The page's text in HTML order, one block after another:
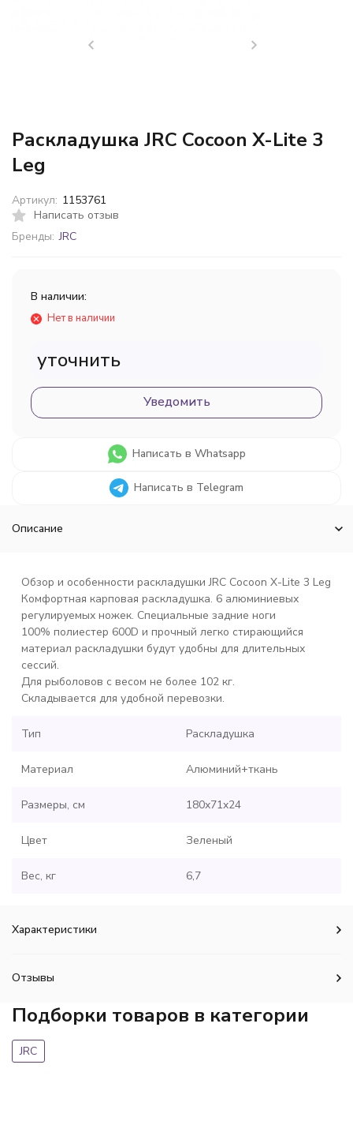
Раскладушка JRC Cocoon X-Lite 3
Leg
Написать отзыв
Бренды: JRC
Артикул: 1153761
В наличии:
Нет в наличии
уточнить
Уведомить
Написать в Whatsapp
Написать в Telegram
Описание
Обзор и особенности раскладушки JRC Cocoon X-Lite 3 Leg
Комфортная карповая раскладушка. 6 алюминиевых
регулируемых ножек. Специальные задние ноги
100% полиестер 600D и прочный легко стирающийся
материал раскладушки будут удобны для длительных
сессий.
Для рыболовов с весом не более 102 кг.
Складывается для удобной перевозки.
Тип Раскладушка
Материал Алюминий+ткань
Размеры, см 180x71x24
Цвет Зеленый
Вес, кг 6,7
Характеристики
Отзывы
Подборки товаров в категории
JRC